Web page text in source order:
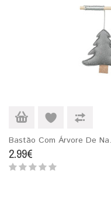
Bastão Com Árvore De
2.99€